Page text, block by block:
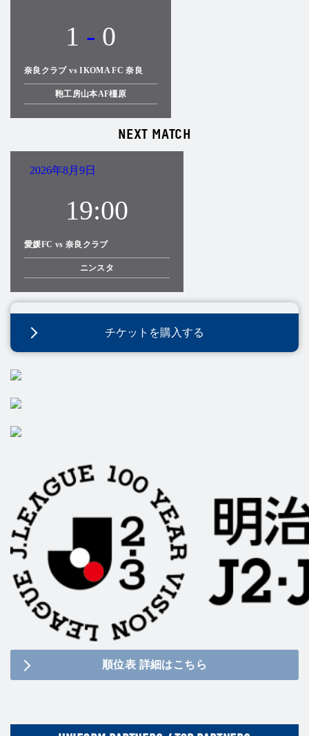
1 - 0
鞄工房山本AF橿原
奈良クラブ vs IKOMA FC 奈良
NEXT MATCH
2026年8月9日
19:00
ニンスタ
愛媛FC vs 奈良クラブ
チケットを購入する
順位表 詳細はこちら